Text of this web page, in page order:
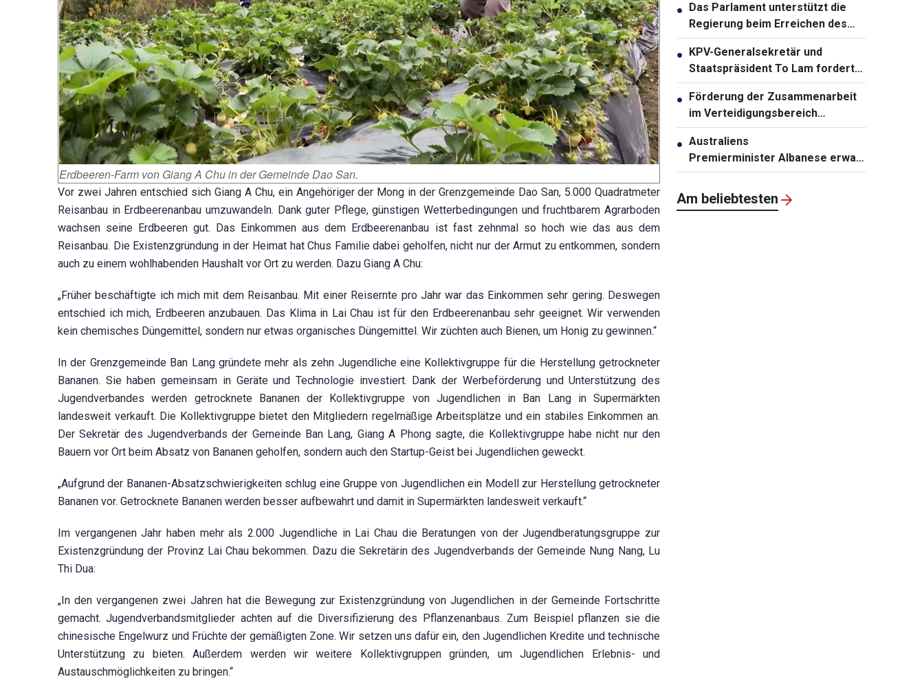
Erdbeeren-Farm von Giang A Chu in der Gemeinde Dao San.
Vor zwei Jahren entschied sich Giang A Chu, ein Angehöriger der Mong in der Grenzgemeinde Dao San, 5.000 Quadratmeter
Reisanbau in Erdbeerenanbau umzuwandeln. Dank guter Pflege, günstigen Wetterbedingungen und fruchtbarem Agrarboden
wachsen seine Erdbeeren gut. Das Einkommen aus dem Erdbeerenanbau ist fast zehnmal so hoch wie das aus dem
Reisanbau. Die Existenzgründung in der Heimat hat Chus Familie dabei geholfen, nicht nur der Armut zu entkommen, sondern
auch zu einem wohlhabenden Haushalt vor Ort zu werden. Dazu Giang A Chu:
„Früher beschäftigte ich mich mit dem Reisanbau. Mit einer Reisernte pro Jahr war das Einkommen sehr gering. Deswegen
entschied ich mich, Erdbeeren anzubauen. Das Klima in Lai Chau ist für den Erdbeerenanbau sehr geeignet. Wir verwenden
kein chemisches Düngemittel, sondern nur etwas organisches Düngemittel. Wir züchten auch Bienen, um Honig zu gewinnen.“
In der Grenzgemeinde Ban Lang gründete mehr als zehn Jugendliche eine Kollektivgruppe für die Herstellung getrockneter
Bananen. Sie haben gemeinsam in Geräte und Technologie investiert. Dank der Werbeförderung und Unterstützung des
Jugendverbandes werden getrocknete Bananen der Kollektivgruppe von Jugendlichen in Ban Lang in Supermärkten
landesweit verkauft. Die Kollektivgruppe bietet den Mitgliedern regelmäßige Arbeitsplätze und ein stabiles Einkommen an.
Der Sekretär des Jugendverbands der Gemeinde Ban Lang, Giang A Phong sagte, die Kollektivgruppe habe nicht nur den
Bauern vor Ort beim Absatz von Bananen geholfen, sondern auch den Startup-Geist bei Jugendlichen geweckt.
„Aufgrund der Bananen-Absatzschwierigkeiten schlug eine Gruppe von Jugendlichen ein Modell zur Herstellung getrockneter
Bananen vor. Getrocknete Bananen werden besser aufbewahrt und damit in Supermärkten landesweit verkauft.“
Im vergangenen Jahr haben mehr als 2.000 Jugendliche in Lai Chau die Beratungen von der Jugendberatungsgruppe zur
Existenzgründung der Provinz Lai Chau bekommen. Dazu die Sekretärin des Jugendverbands der Gemeinde Nung Nang, Lu
Thi Dua:
„In den vergangenen zwei Jahren hat die Bewegung zur Existenzgründung von Jugendlichen in der Gemeinde Fortschritte
gemacht. Jugendverbandsmitglieder achten auf die Diversifizierung des Pflanzenanbaus. Zum Beispiel pflanzen sie die
chinesische Engelwurz und Früchte der gemäßigten Zone. Wir setzen uns dafür ein, den Jugendlichen Kredite und technische
Unterstützung zu bieten. Außerdem werden wir weitere Kollektivgruppen gründen, um Jugendlichen Erlebnis- und
Austauschmöglichkeiten zu bringen.“
● Das Parlament unterstützt die
Regierung beim Erreichen des
zweistelligen Wachstums
● KPV-Generalsekretär und
Staatspräsident To Lam fordert
die Erneuerung der
Infrastrukturplanung
● Förderung der Zusammenarbeit
im Verteidigungsbereich
zwischen Vietnam und Malaysia
● Australiens
Premierminister Albanese erwartet
den Besuch von KPV-
Generalsekretär und
Staatspräsident To Lam
Am beliebtesten